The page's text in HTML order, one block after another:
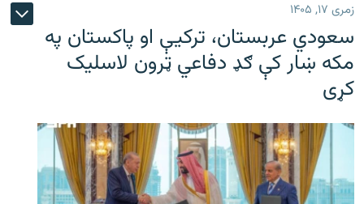
زمری ۱۷, ۱۴۰۵
سعودي عربستان، ترکیې او پاکستان په
مکه ښار کې ګډ دفاعي ټرون لاسلیک
کړی